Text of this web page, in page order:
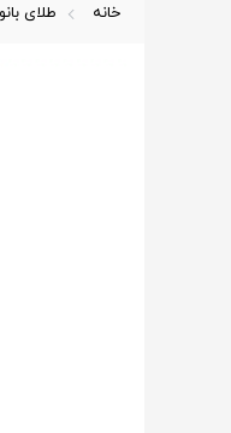
خانه طلای